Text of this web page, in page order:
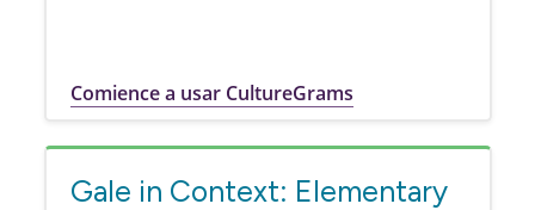
Comience a usar CultureGrams
Gale in Context: Elementary